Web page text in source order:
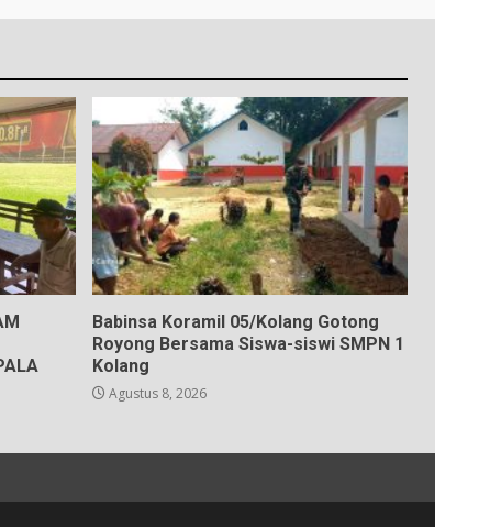
Babinsa Koramil 05/Kolang Gotong
Royong Bersama Siswa-siswi SMPN 1
Kolang
Agustus 8, 2026